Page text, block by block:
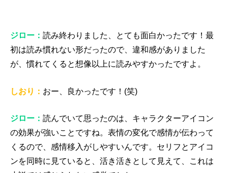
ジロー： 読み終わりました、とても面白かったです！最
初は読み慣れない形だったので、違和感がありました
が、慣れてくると想像以上に読みやすかったですよ。
しおり： おー、良かったです！(笑)
ジロー： 読んでいて思ったのは、キャラクターアイコン
の効果が強いことですね。表情の変化で感情が伝わって
くるので、感情移入がしやすいんです。セリフとアイコ
ンを同時に見ていると、活き活きとして見えて、これは